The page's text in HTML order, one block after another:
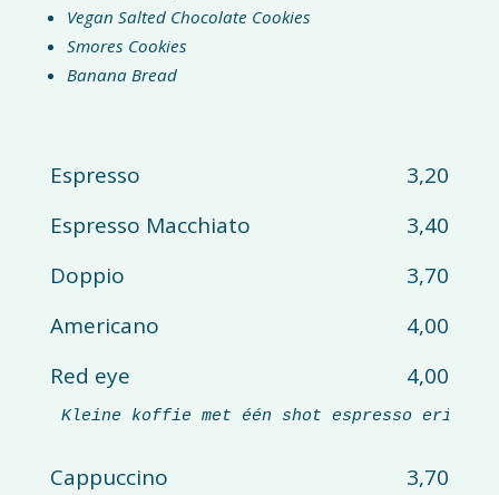
Vegan Salted Chocolate Cookies
Smores Cookies
Banana Bread
Espresso
3,20
Espresso Macchiato
3,40
Doppio
3,70
Americano
4,00
Red eye
4,00
Kleine koffie met één shot espresso erin
Cappuccino
3,70